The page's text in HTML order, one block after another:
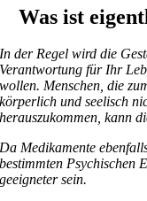
Was ist
In der Regel wird die
Verantwortung für Ihr
wollen. Menschen, die
körperlich und seelisch
herauszukommen, kann
Da Medikamente
bestimmten Psychischen
geeigneter sein.